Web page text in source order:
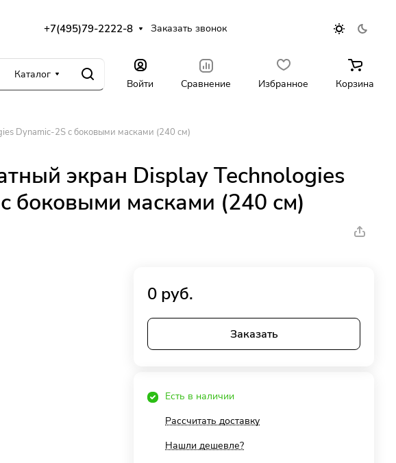
+7(495)79-2222-8 Заказать звонок
Каталог
Войти Сравнение Избранное Корзина
Dynamic-2S с боковыми масками (240 см)
экран Display Technologies
боковыми масками (240 см)
0 руб.
Заказать
Есть в наличии
Рассчитать доставку
Нашли дешевле?